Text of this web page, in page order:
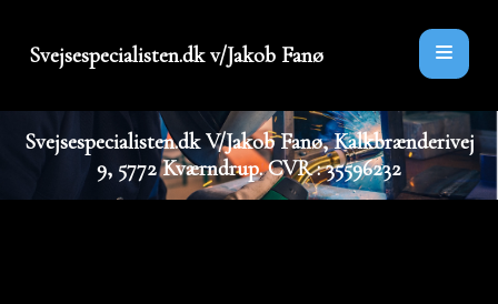
Svejsespecialisten.dk v/Jakob Fanø
Svejsespecialisten.dk V/Jakob Fanø, Kalkbrænderivej
9, 5772 Kværndrup. CVR : 35596232